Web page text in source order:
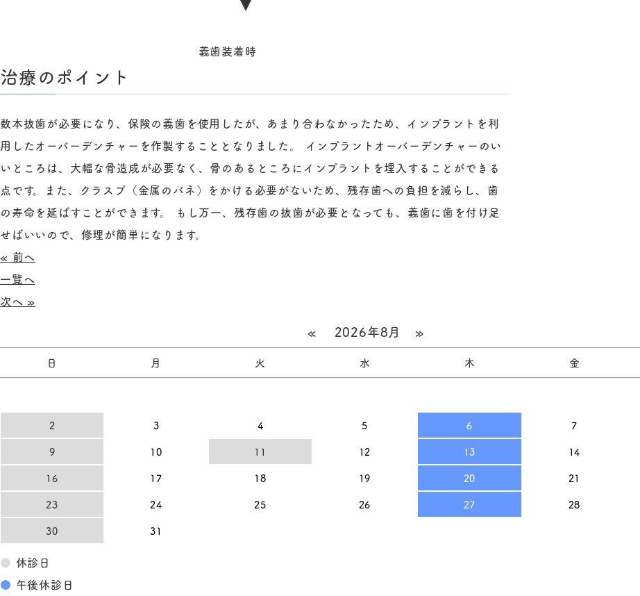
義歯装着時
治療のポイント
数本抜歯が必要になり、保険の義歯を使用したが、あまり合わなかったため、インプラントを利
用したオーバーデンチャーを作製することとなりました。 インプラントオーバーデンチャーのい
いところは、大幅な骨造成が必要なく、骨のあるところにインプラントを埋入することができる
点です。また、クラスプ（金属のバネ）をかける必要がないため、残存歯への負担を減らし、歯
の寿命を延ばすことができます。 もし万一、残存歯の抜歯が必要となっても、義歯に歯を付け足
せばいいので、修理が簡単になります。
« 前へ
一覧へ
次へ »
« 2026年8月 »
日 月 火 水 木 金
2
3 4 5 6 7
9
10 11 12 13 14
16
17 18 19 20 21
23
24 25 26 27 28
30
31
● 休診日
● 午後休診日